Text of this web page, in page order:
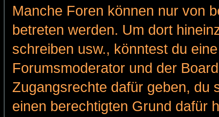
Manche Foren können nur von
betreten werden. Um dort
schreiben usw., könntest du
Forumsmoderator und der
Zugangsrechte dafür geben, du
einen berechtigten Grund dafür